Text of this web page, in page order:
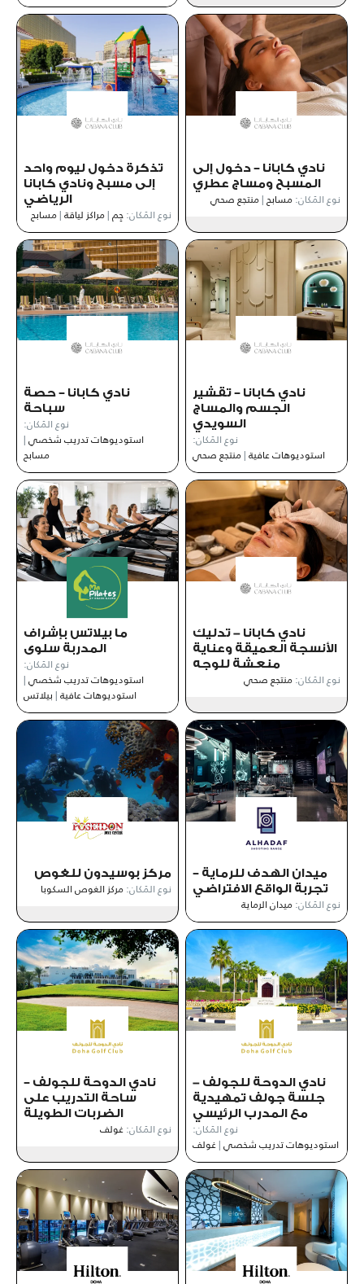
نادي كابانا – دخول إلى
المسبح ومساج عطري
نوع المَكان:مسابح|منتجع صحي
تذكرة دخول ليوم واحد
إلى مسبح ونادي كابانا
الرياضي
نوع المَكان:جِم|مراكز لياقة|مسابح
نادي كابانا – تقشير
الجسم والمساج
السويدي
نوع المَكان:
استوديوهات عافية|منتجع صحي
نادي كابانا – حصة
سباحة
نوع المَكان:
استوديوهات تدريب شخصي|
مسابح
نادي كابانا - تدليك
الأنسجة العميقة وعناية
منعشة للوجه
نوع المَكان:منتجع صحي
ما بيلاتس بإشراف
المدربة سلوى
نوع المَكان:
استوديوهات تدريب شخصي|
استوديوهات عافية|بيلاتس
ميدان الهدف للرماية –
تجربة الواقع الافتراضي
نوع المَكان:ميدان الرماية
مركز بوسيدون للغوص
نوع المَكان:مركز الغوص السكوبا
نادي الدوحة للجولف -
جلسة جولف تمهيدية
مع المدرب الرئيسي
نوع المَكان:
استوديوهات تدريب شخصي|غولف
نادي الدوحة للجولف –
ساحة التدريب على
الضربات الطويلة
نوع المَكان:غولف